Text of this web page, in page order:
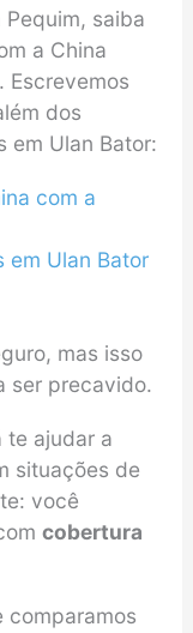
saiba
a China
Escrevemos
dos
em Ulan Bator:
com a
em Ulan Bator
mas isso
ser precavido.
te ajudar a
situações de
você
cobertura
comparamos